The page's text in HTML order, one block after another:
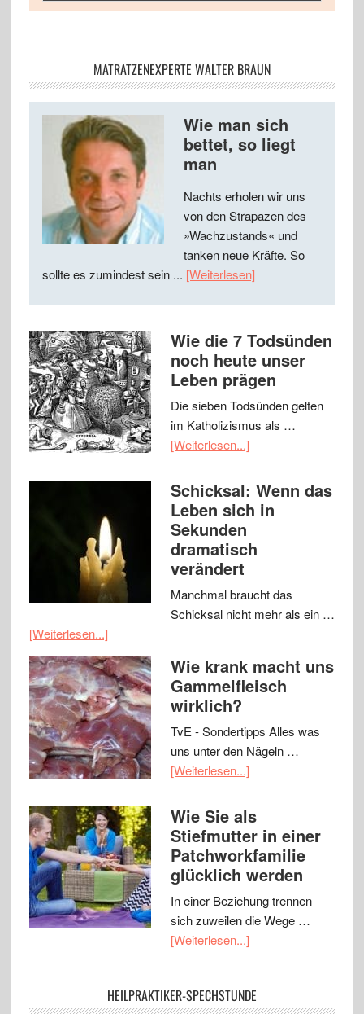
MATRATZENEXPERTE WALTER BRAUN
Wie man sich
bettet, so liegt
man
Nachts erholen wir uns
von den Strapazen des
»Wachzustands« und
tanken neue Kräfte. So
sollte es zumindest sein ... [Weiterlesen]
Wie die 7 Todsünden
noch heute unser
Leben prägen
Die sieben Todsünden gelten
im Katholizismus als …
[Weiterlesen...]
Schicksal: Wenn das
Leben sich in
Sekunden
dramatisch
verändert
Manchmal braucht das
Schicksal nicht mehr als ein …
[Weiterlesen...]
Wie krank macht uns
Gammelfleisch
wirklich?
TvE - Sondertipps Alles was
uns unter den Nägeln …
[Weiterlesen...]
Wie Sie als
Stiefmutter in einer
Patchworkfamilie
glücklich werden
In einer Beziehung trennen
sich zuweilen die Wege …
[Weiterlesen...]
HEILPRAKTIKER-SPECHSTUNDE